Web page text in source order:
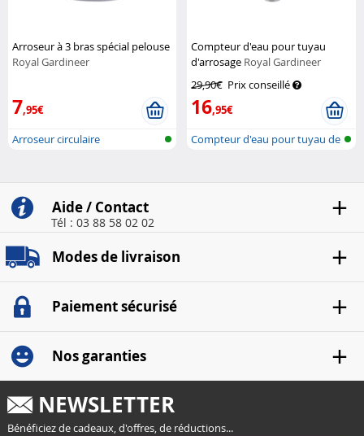
Arroseur à 3 bras spécial pelouse
Royal Gardineer
7,95€
Arroseur circulaire
Compteur d'eau pour tuyau
d'arrosage Royal Gardineer
29,90€ Prix conseillé
16,95€
Compteur d'eau pour tuyau de
Aide / Contact
Tél : 03 88 58 02 02
Modes de livraison
Paiement sécurisé
Nos garanties
NEWSLETTER
Bénéficiez de cadeaux, d'offres, de réductions...